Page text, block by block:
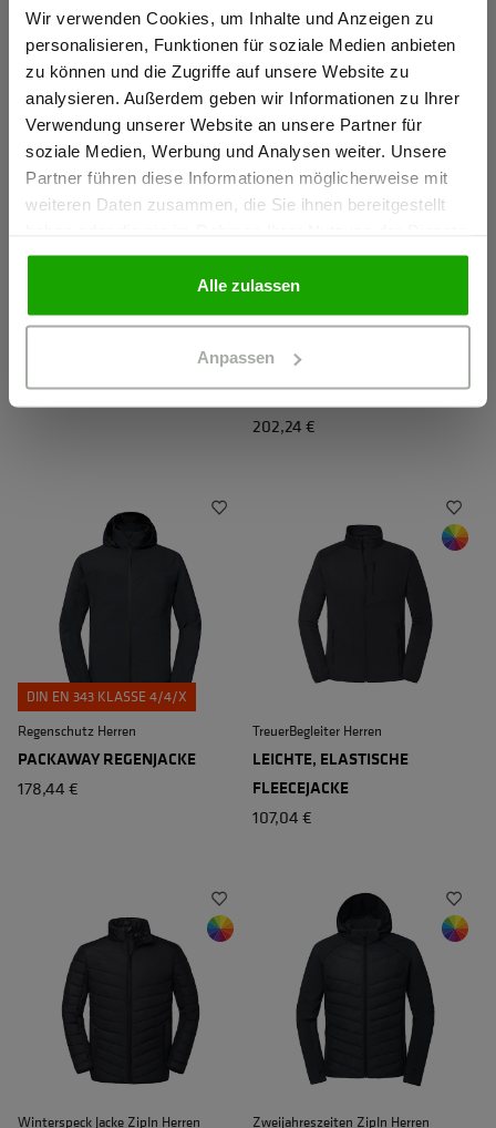
Wir verwenden Cookies, um Inhalte und Anzeigen zu
personalisieren, Funktionen für soziale Medien anbieten
zu können und die Zugriffe auf unsere Website zu
analysieren. Außerdem geben wir Informationen zu Ihrer
Verwendung unserer Website an unsere Partner für
soziale Medien, Werbung und Analysen weiter. Unsere
Partner führen diese Informationen möglicherweise mit
weiteren Daten zusammen, die Sie ihnen bereitgestellt
gesammelt haben.
Alle zulassen
Anpassen
261,74 €
WATTIERTE WINTERJACKE
237,94 €
UNIVERSELLE
SOFTSHELLJACKE
202,24 €
DIN EN 343 KLASSE 4/4/X
Regenschutz Herren
PACKAWAY REGENJACKE
178,44 €
TreuerBegleiter Herren
LEICHTE, ELASTISCHE
FLEECEJACKE
107,04 €
Winterspeck Jacke ZipIn Herren Zweijahreszeiten ZipIn Herren
Gewerbetreibender?
Ich bestätige, dass ich Gewerbetreibender bin. Alle
Preise werden netto ausgewiesen.